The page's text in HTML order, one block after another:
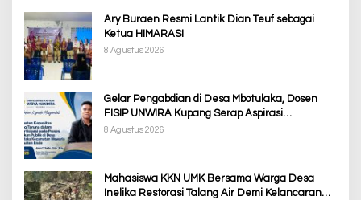
Ary Buraen Resmi Lantik Dian Teuf sebagai
Ketua HIMARASI
8 Agustus 2026
Gelar Pengabdian di Desa Mbotulaka, Dosen
FISIP UNWIRA Kupang Serap Aspirasi
Masyarakat & Penguatan Kapasitas Karang
8 Agustus 2026
Mahasiswa KKN UMK Bersama Warga Desa
Inelika Restorasi Talang Air Demi Kelancaran